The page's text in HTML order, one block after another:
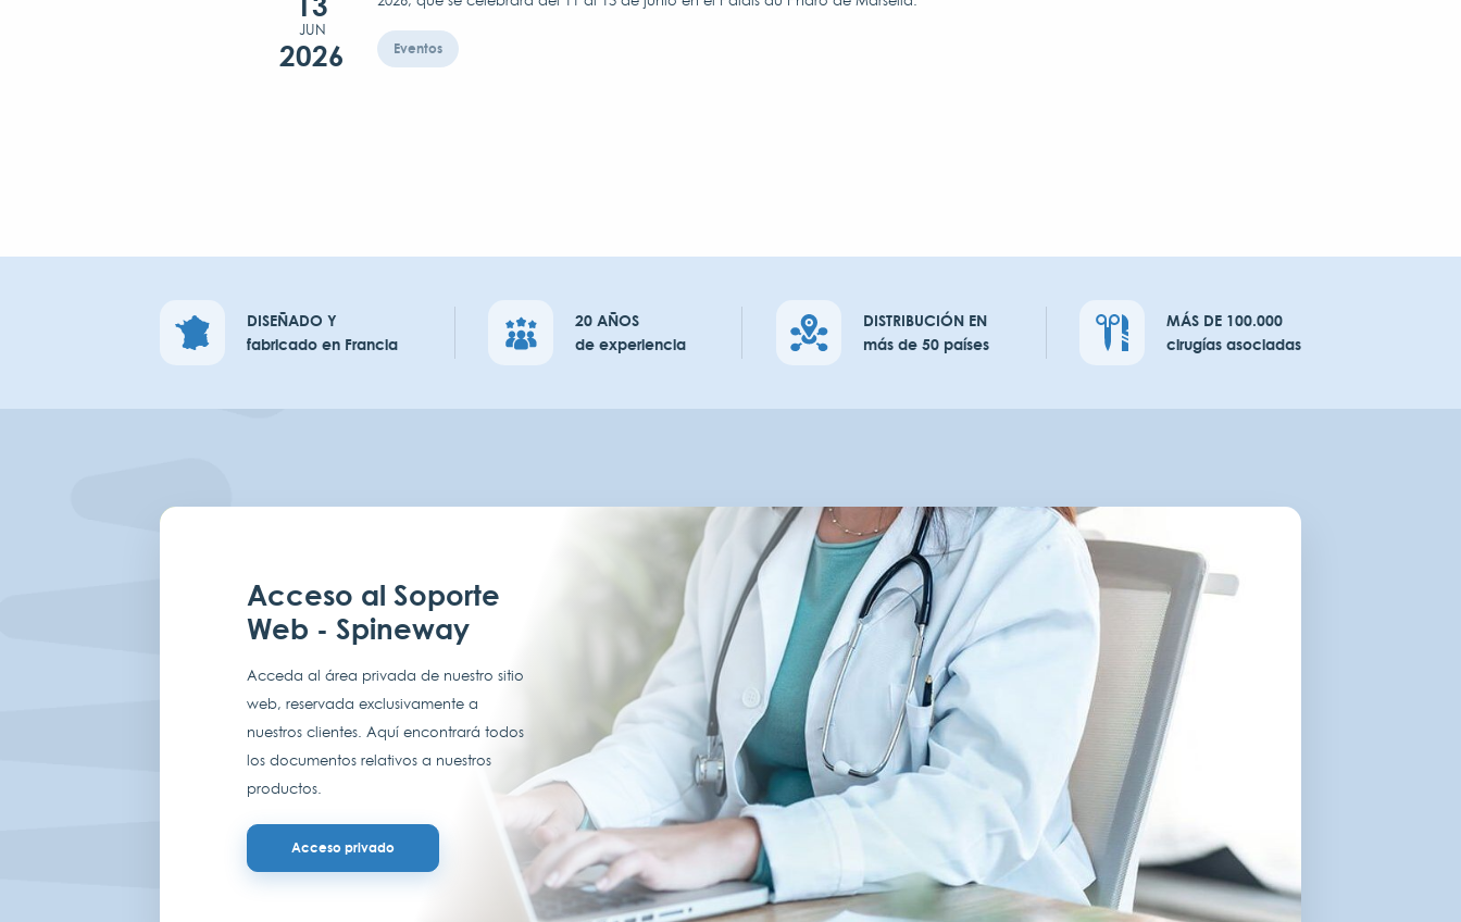
JUN
2026 Eventos
DISEÑADO Y
fabricado en Francia
20 AÑOS
de experiencia
DISTRIBUCIÓN EN
más de 50 países
MÁS DE 100.000
cirugías asociadas
Acceso al Soporte
Web - Spineway
Acceda al área privada de nuestro sitio
web, reservada exclusivamente a
nuestros clientes. Aquí encontrará todos
los documentos relativos a nuestros
productos.
Acceso privado